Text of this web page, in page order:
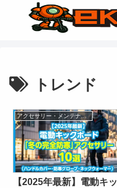
トレンド
アクセサリー・メンテナンス
【2025年最新】電動キッ